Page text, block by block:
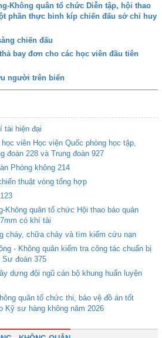
Không quân tổ chức Diễn tập, hội thao
phần thực binh kíp chiến đấu sở chỉ huy
chiến đấu
bay đơn cho các học viên đầu tiên
người trên biển
tài hiện đại
viên Học viện Quốc phòng học tập,
đoàn 228 và Trung đoàn 927
Phòng không 214
thuật vòng tổng hợp
Không quân tổ chức Hội thao bảo quản
có khí tài
cháy, chữa cháy và tìm kiếm cứu nạn
- Không quân kiểm tra công tác chuẩn bị
đoàn 375
dựng đội ngũ cán bộ khung huấn luyện
quân tổ chức thi, bảo vệ đồ án tốt
Kỹ sư hàng không năm 2026